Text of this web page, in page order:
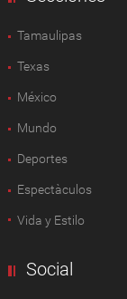
Tamaulipas
Texas
México
Mundo
Deportes
Espectàculos
Vida y Estilo
Social